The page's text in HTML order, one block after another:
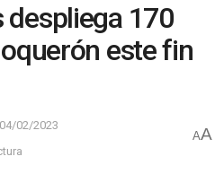
170
este fin
04/02/2023
AA